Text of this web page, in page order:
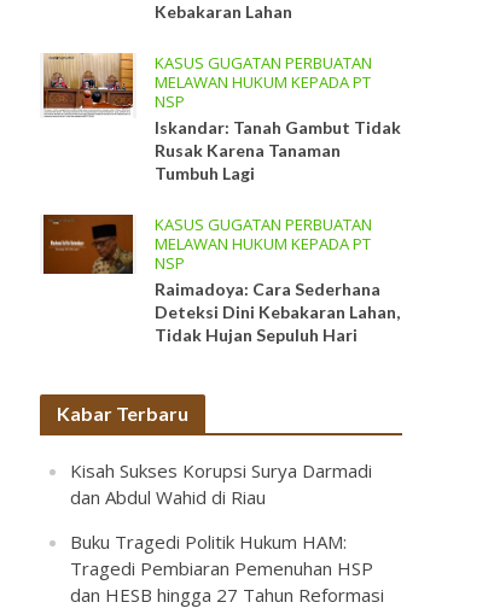
Kebakaran Lahan
KASUS GUGATAN PERBUATAN
MELAWAN HUKUM KEPADA PT
NSP
Iskandar: Tanah Gambut Tidak
Rusak Karena Tanaman
Tumbuh Lagi
KASUS GUGATAN PERBUATAN
MELAWAN HUKUM KEPADA PT
NSP
Raimadoya: Cara Sederhana
Deteksi Dini Kebakaran Lahan,
Tidak Hujan Sepuluh Hari
Kabar Terbaru
Kisah Sukses Korupsi Surya Darmadi
dan Abdul Wahid di Riau
Buku Tragedi Politik Hukum HAM:
Tragedi Pembiaran Pemenuhan HSP
dan HESB hingga 27 Tahun Reformasi